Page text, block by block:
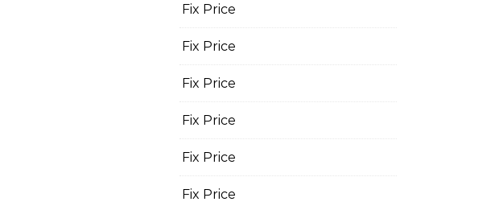
Fix Price
Fix Price
Fix Price
Fix Price
Fix Price
Fix Price